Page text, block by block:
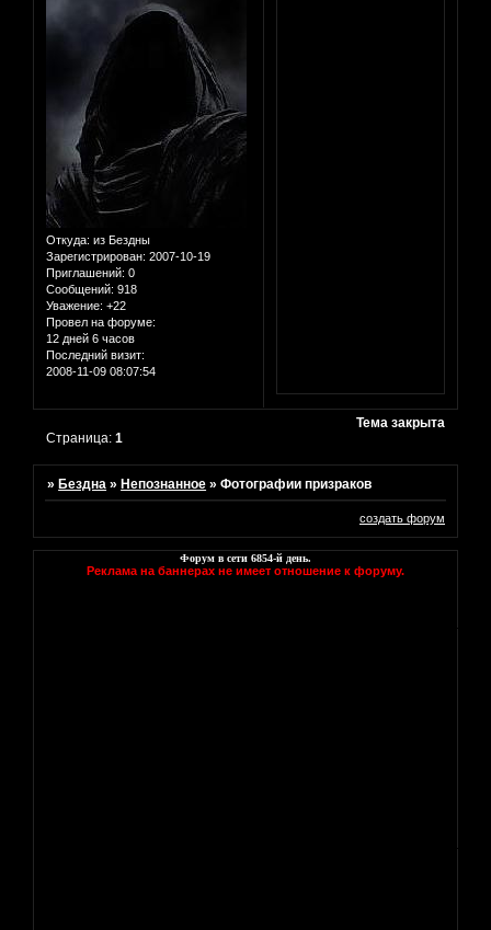
Откуда: из Бездны
Зарегистрирован: 2007-10-19
Приглашений: 0
Сообщений: 918
Уважение: +22
Провел на форуме:
12 дней 6 часов
Последний визит:
2008-11-09 08:07:54
Тема закрыта
Страница:1
»Бездна »Непознанное »Фотографии призраков
создать форум
Форум в сети 6854-й день.
Реклама на баннерах не имеет отношение к форуму.